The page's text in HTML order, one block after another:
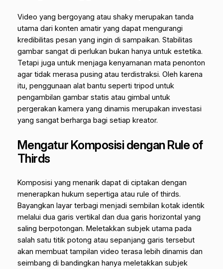
Video yang bergoyang atau shakymerupakan tanda
utama dari konten amatir yang dapat mengurangi
kredibilitas pesan yang ingin di sampaikan. Stabilitas
gambar sangat di perlukan bukan hanya untuk estetika.
Tetapi juga untuk menjaga kenyamanan mata penonton
agar tidak merasa pusing atau terdistraksi. Oleh karena
itu, penggunaan alat bantu seperti tripod untuk
pengambilan gambar statis atau gimbal untuk
pergerakan kamera yang dinamis merupakan investasi
yang sangat berharga bagi setiap kreator.
Mengatur Komposisi dengan Rule of
Thirds
Komposisi yang menarik dapat di ciptakan dengan
menerapkan hukum sepertiga atau rule of thirds.
Bayangkan layar terbagi menjadi sembilan kotak identik
melalui dua garis vertikal dan dua garis horizontal yang
saling berpotongan. Meletakkan subjek utama pada
salah satu titik potong atau sepanjang garis tersebut
akan membuat tampilan video terasa lebih dinamis dan
seimbang di bandingkan hanya meletakkan subjek